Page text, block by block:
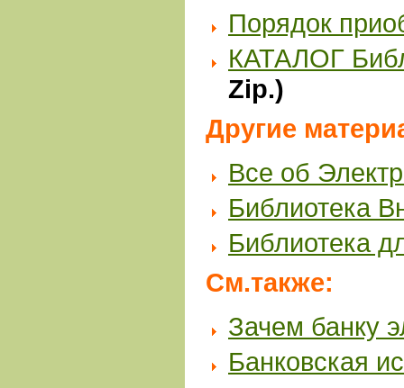
Порядок
КАТАЛОГ
Zip.)
Другие
Все об
Библиотека
Библиотека
См.также:
Зачем банку
Банковская